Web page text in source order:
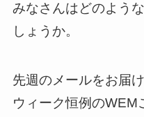
みなさんはどのよう
しょうか。
先週のメールをお届
ウィーク恒例の